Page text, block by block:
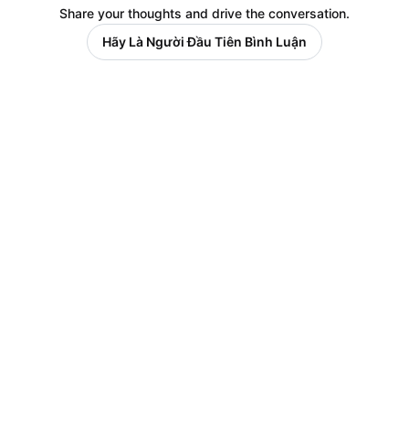
Share your thoughts and drive the conversation.
Hãy Là Người Đầu Tiên Bình Luận